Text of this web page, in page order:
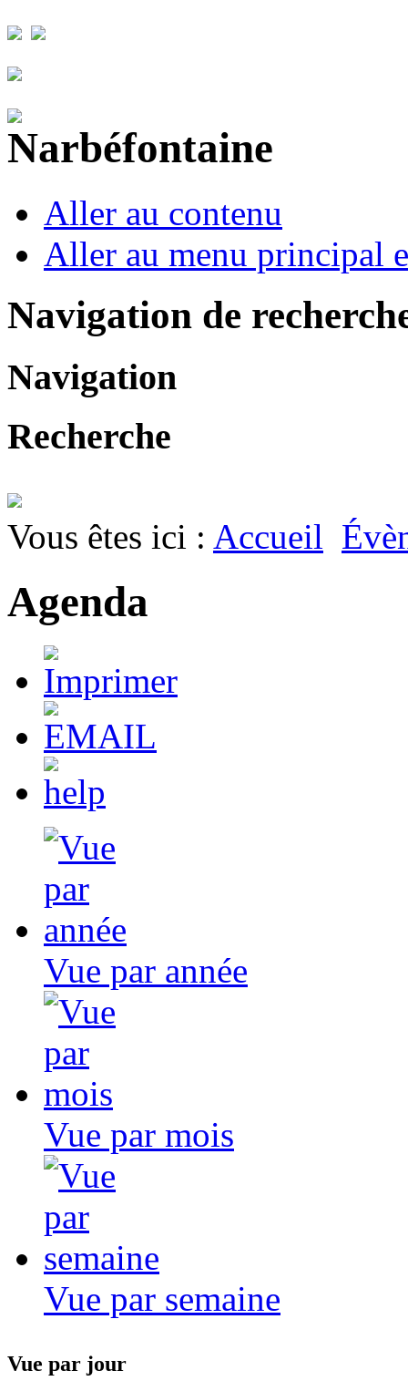
Aller au contenu
Aller au menu principal
Navigation de
Navigation
Recherche
Vous êtes ici : Accueil
Agenda
Vue par année
Vue par mois
Vue par semaine
Vue par jour